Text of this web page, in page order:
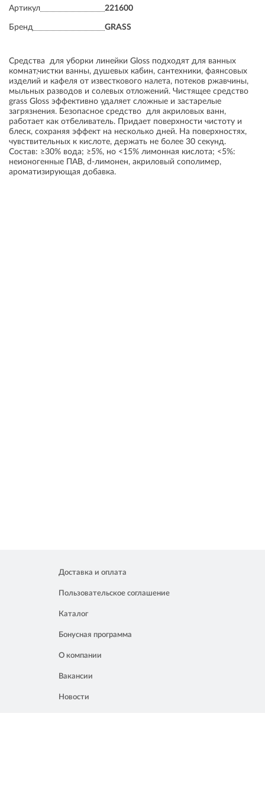
Артикул 221600
Бренд GRASS
Средства для уборки линейки Gloss подходят для ванных
комнат,чистки ванны, душевых кабин, сантехники, фаянсовых
изделий и кафеля от известкового налета, потеков ржавчины,
мыльных разводов и солевых отложений. Чистящее средство
grass Gloss эффективно удаляет сложные и застарелые
загрязнения. Безопасное средство для акриловых ванн,
работает как отбеливатель. Придает поверхности чистоту и
блеск, сохраняя эффект на несколько дней. На поверхностях,
чувствительных к кислоте, держать не более 30 секунд.
Состав: ≥30% вода; ≥5%, но <15% лимонная кислота; <5%:
неионогенные ПАВ, d-лимонен, акриловый сополимер,
ароматизирующая добавка.
Доставка и оплата
Пользовательское соглашение
Каталог
Бонусная программа
О компании
Вакансии
Новости